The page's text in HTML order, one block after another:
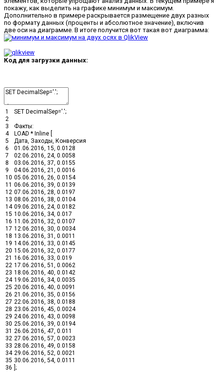
покажу, как выделить на графике минимум и максимум.
Дополнительно в примере раскрывается размещение двух разных
по формату данных (проценты и абсолютное значение), включив
две оси на диаграмме. В итоге получится вот такая вот диаграмма:
Код для загрузки данных:
1
2
3
4
5
6
7
8
9
10
11
12
13
14
15
16
17
18
19
20
21
22
23
24
25
26
27
28
29
30
31
32
33
34
35
36
SET DecimalSep='.';
Факты:
LOAD * Inline
Дата, Заходы, Конверсия
01.06.2016, 15, 0.0128
02.06.2016, 24, 0.0058
03.06.2016, 37, 0.0155
04.06.2016, 21 , 0.0016
05.06.2016, 26, 0.0154
06.06.2016, 39, 0.0139
07.06.2016, 28, 0.0197
08.06.2016, 38, 0.0104
09.06.2016, 24, 0.0182
10.06.2016, 34, 0.017
11.06.2016, 32, 0.0107
12.06.2016, 30, 0.0034
13.06.2016, 31 , 0.0011
14.06.2016, 33, 0.0145
15.06.2016, 32, 0.0177
16.06.2016, 33, 0.019
17.06.2016, 51 , 0.0062
18.06.2016, 40, 0.0142
19.06.2016, 34, 0.0035
20.06.2016, 40, 0.0091
21.06.2016, 35, 0.0156
22.06.2016, 38, 0.0188
23.06.2016, 45, 0.0024
24.06.2016, 43, 0.0098
25.06.2016, 39, 0.0194
26.06.2016, 47, 0.011
27.06.2016, 57, 0.0023
28.06.2016, 49, 0.0158
29.06.2016, 52, 0.0021
30.06.2016, 54, 0.0111
;